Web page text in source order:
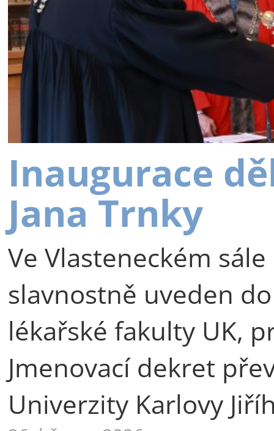
Inaugurace
Jana Trnky
Ve Vlasteneckém
slavnostně uveden
lékařské fakulty UK,
Jmenovací dekret
Univerzity Karlovy